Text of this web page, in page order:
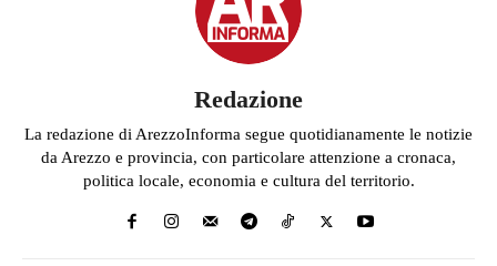
Redazione
La redazione di ArezzoInforma segue quotidianamente le notizie
da Arezzo e provincia, con particolare attenzione a cronaca,
politica locale, economia e cultura del territorio.